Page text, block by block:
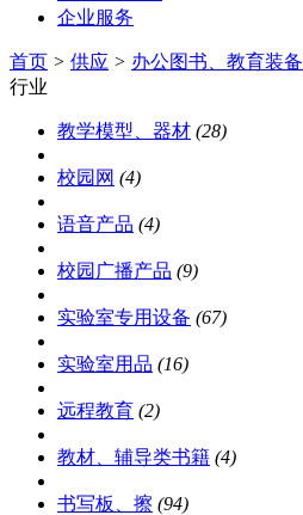
企业服务
首页 > 供应 > 办公图书、教育装备
行业
教学模型、器材 (28)
校园网 (4)
语音产品 (4)
校园广播产品 (9)
实验室专用设备 (67)
实验室用品 (16)
远程教育 (2)
教材、辅导类书籍 (4)
书写板、擦 (94)